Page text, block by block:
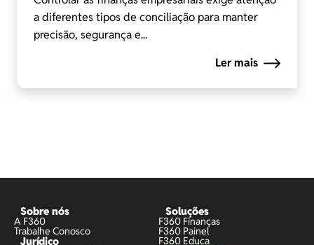
a diferentes tipos de conciliação para manter
precisão, segurança e...
Ler mais
Sobre nós
A F360
Trabalhe Conosco
Jurídico
Soluções
F360 Finanças
F360 Painel
F360 Educa